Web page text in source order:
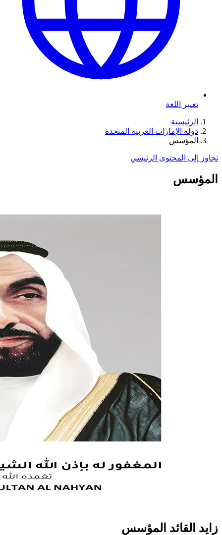
تغيير اللغة
الرئيسية
دولة الإمارات العربية المتحدة
المؤسس
تجاوز إلى المحتوى الرئيسي
المؤسس
زايد القائد المؤسس